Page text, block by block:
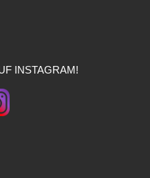
INSTAGRAM!